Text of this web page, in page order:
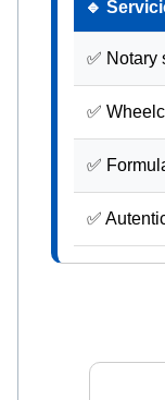
🔹
✅ Notary
✅
✅
✅